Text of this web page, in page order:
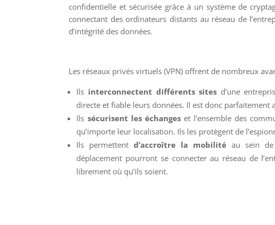
confidentielle et sécurisée grâce à un système de
connectant des ordinateurs distants au réseau de
d’intégrité des données.
Les réseaux privés virtuels (VPN) offrent de nombreux
Ils interconnectent différents sites d’une
directe et fiable leurs données. Il est donc parfaitement
Ils sécurisent les échangeset l’ensemble des
qu’importe leur localisation. Ils les protègent de
Ils permettentd’accroître la mobilité au sein de
déplacement pourront se connecter au réseau de
librement où qu’ils soient.